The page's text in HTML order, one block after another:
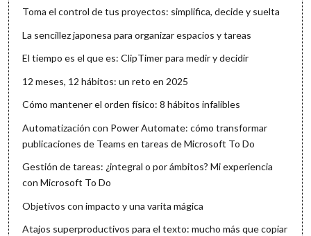
Toma el control de tus proyectos: simplifica, decide y suelta
La sencillez japonesa para organizar espacios y tareas
El tiempo es el que es: ClipTimer para medir y decidir
12 meses, 12 hábitos: un reto en 2025
Cómo mantener el orden físico: 8 hábitos infalibles
Automatización con Power Automate: cómo transformar
publicaciones de Teams en tareas de Microsoft To Do
Gestión de tareas: ¿integral o por ámbitos? Mi experiencia
con Microsoft To Do
Objetivos con impacto y una varita mágica
Atajos superproductivos para el texto: mucho más que copiar